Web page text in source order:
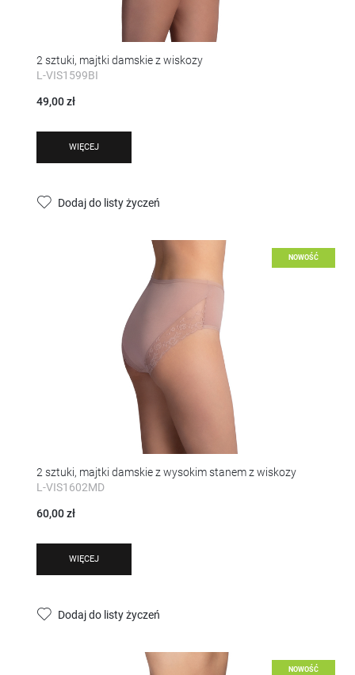
2 sztuki, majtki damskie z wiskozy
L-VIS1599BI
49,00 zł
WIĘCEJ
Dodaj do listy życzeń
NOWOŚĆ
2 sztuki, majtki damskie z wysokim stanem z wiskozy
L-VIS1602MD
60,00 zł
WIĘCEJ
Dodaj do listy życzeń
NOWOŚĆ